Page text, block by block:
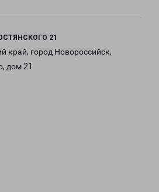
21
край, город Новороссийск,
дом 21